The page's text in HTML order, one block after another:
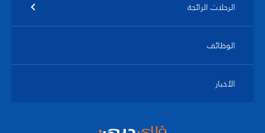
الرحلات الرائجة
الوظائف
الأخبار